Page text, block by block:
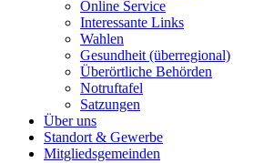
Online Service
Interessante Links
Wahlen
Gesundheit (überregional)
Überörtliche Behörden
Notruftafel
Satzungen
Über uns
Standort & Gewerbe
Mitgliedsgemeinden